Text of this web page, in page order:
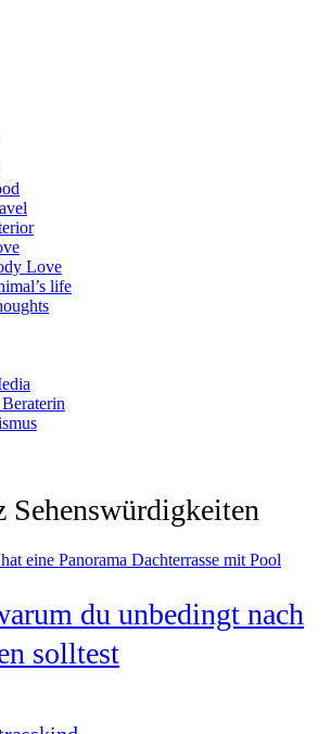
Love
life
Sehenswürdigkeiten
du unbedingt nach
solltest